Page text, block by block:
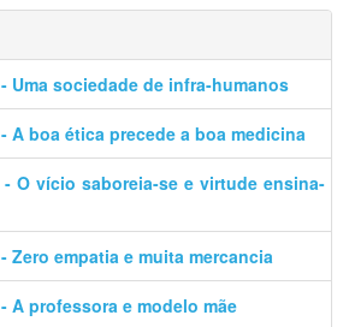
- Uma sociedade de infra-humanos
- A boa ética precede a boa medicina
- O vício saboreia-se e virtude ensina-
- Zero empatia e muita mercancia
- A professora e modelo mãe